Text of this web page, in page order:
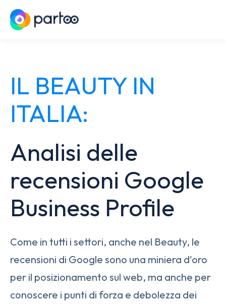
IL BEAUTY IN
ITALIA:
Analisi delle
recensioni Google
Business Profile
Come in tutti i settori, anche nel Beauty, le
recensioni di Google sono una miniera d'oro
per il posizionamento sul web, ma anche per
conoscere i punti di forza e debolezza dei